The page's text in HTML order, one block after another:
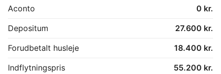
Aconto
0 kr.
Depositum
27.600 kr.
Forudbetalt husleje
18.400 kr.
Indflytningspris
55.200 kr.